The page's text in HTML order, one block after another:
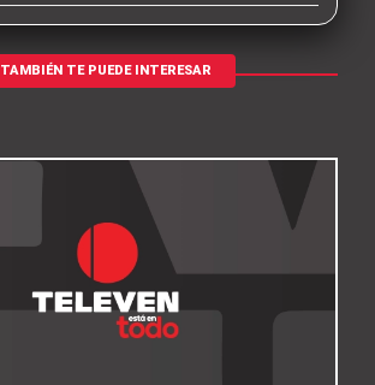
TAMBIÉN TE PUEDE INTERESAR